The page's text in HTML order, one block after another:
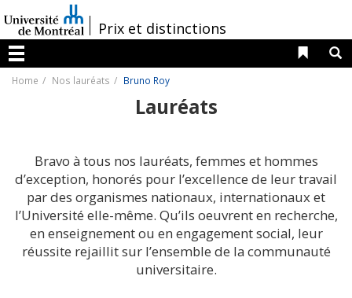
au
contenu
/Prix et distinctions
Menu
Liens
Home Nos lauréats Bruno Roy
Lauréats
Bravo à tous nos lauréats, femmes et hommes
d’exception, honorés pour l’excellence de leur travail
par des organismes nationaux, internationaux et
l’Université elle-même. Qu’ils oeuvrent en recherche,
en enseignement ou en engagement social, leur
réussite rejaillit sur l’ensemble de la communauté
universitaire.